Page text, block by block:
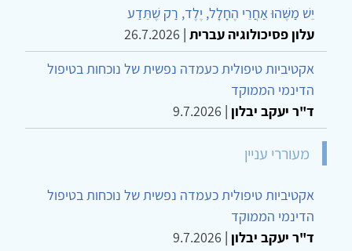
יֵשׁ מַשֶּׁהוּ אַחֲרֵי הֶחָלָל, יֶלֶד, רַק שֶׁתֵּדַע
עלון פסיכולוגיה עברית |
26.7.2026
אקטיביות טיפולית כעמדה נפשית של נוכחות בטיפול
הדינמי הממוקד
ד"ר יעקב יבלון |
9.7.2026
מעוררי עניין
אקטיביות טיפולית כעמדה נפשית של נוכחות בטיפול
הדינמי הממוקד
ד"ר יעקב יבלון |
9.7.2026